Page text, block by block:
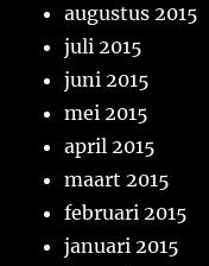
augustus 2015
juli 2015
juni 2015
mei 2015
april 2015
maart 2015
februari 2015
januari 2015